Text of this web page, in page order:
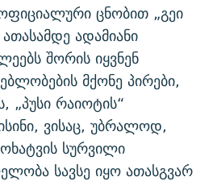
ცნობით „გეი
ადამიანი
შორის იყვნენ
მქონე პირები,
„პუსი რაიოტის“
ვისაც, უბრალოდ,
სურვილი
სავსე იყო ათასგვარ